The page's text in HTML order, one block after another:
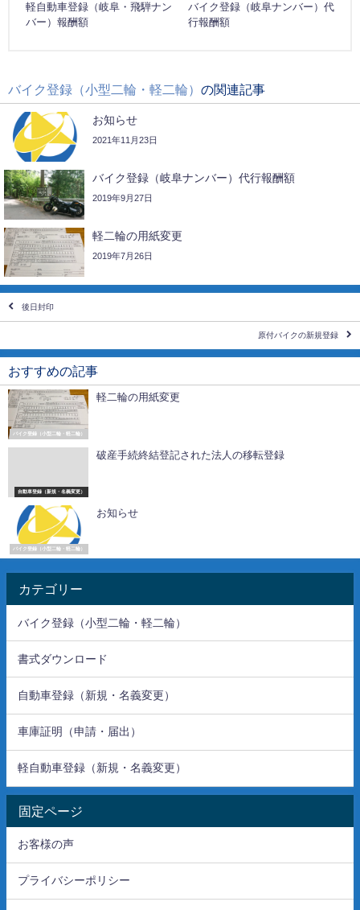
軽自動車登録（岐阜・飛騨ナン
バー）報酬額
バイク登録（岐阜ナンバー）代
行報酬額
バイク登録（小型二輪・軽二輪） の関連記事
お知らせ
2021年11月23日
バイク登録（岐阜ナンバー）代行報酬額
2019年9月27日
軽二輪の用紙変更
2019年7月26日
後日封印
原付バイクの新規登録
おすすめの記事
バイク登録（小型二輪・軽二輪）
軽二輪の用紙変更
自動車登録（新規・名義変更）
破産手続終結登記された法人の移転登録
バイク登録（小型二輪・軽二輪）
お知らせ
カテゴリー
バイク登録（小型二輪・軽二輪）
書式ダウンロード
自動車登録（新規・名義変更）
車庫証明（申請・届出）
軽自動車登録（新規・名義変更）
固定ページ
お客様の声
プライバシーポリシー